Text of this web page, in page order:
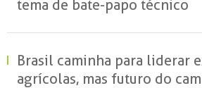
tema de bate-papo técnico
Brasil caminha para liderar
agrícolas, mas futuro do